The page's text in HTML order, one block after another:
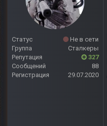
Статус
Не в сети
Группа
Сталкеры
Репутация
327
Сообщений
88
Регистрация
29.07.2020